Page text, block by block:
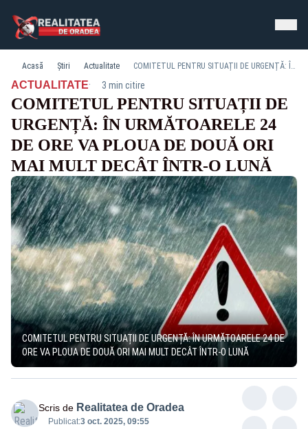
Acasă Știri Actualitate COMITETUL PENTRU SITUAȚII DE URGENȚĂ: ÎN URMĂTOARELE 24 DE ORE VA PLOUA DE DOUĂ ORI MAI MULT DECÂT ÎNTR-O LUNĂ
ACTUALITATE· 3 min citire
COMITETUL PENTRU SITUAȚII DE
URGENȚĂ: ÎN URMĂTOARELE 24
DE ORE VA PLOUA DE DOUĂ ORI
MAI MULT DECÂT ÎNTR-O LUNĂ
COMITETUL PENTRU SITUAȚII DE URGENȚĂ: ÎN URMĂTOARELE 24 DE
ORE VA PLOUA DE DOUĂ ORI MAI MULT DECÂT ÎNTR-O LUNĂ
Scris de Realitatea de Oradea
Publicat:3 oct. 2025, 09:55